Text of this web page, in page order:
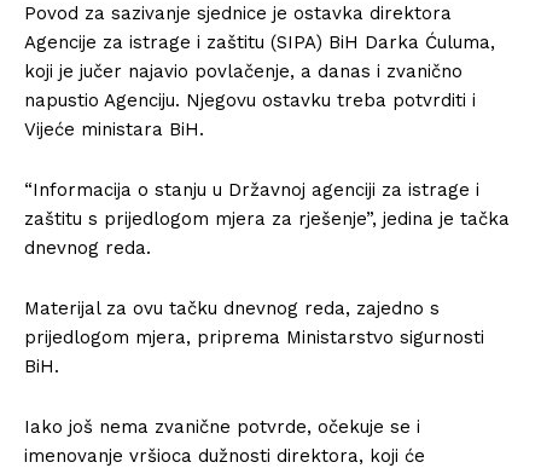
Povod za sazivanje sjednice je ostavka direktora
Agencije za istrage i zaštitu (SIPA) BiH Darka Ćuluma,
koji je jučer najavio povlačenje, a danas i zvanično
napustio Agenciju. Njegovu ostavku treba potvrditi i
Vijeće ministara BiH.
“Informacija o stanju u Državnoj agenciji za istrage i
zaštitu s prijedlogom mjera za rješenje”, jedina je tačka
dnevnog reda.
Materijal za ovu tačku dnevnog reda, zajedno s
prijedlogom mjera, priprema Ministarstvo sigurnosti
BiH.
Iako još nema zvanične potvrde, očekuje se i
imenovanje vršioca dužnosti direktora, koji će